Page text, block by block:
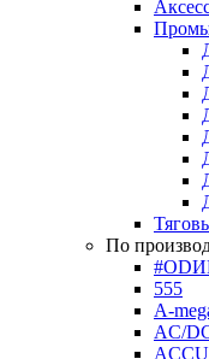
По
555
A-
AC/